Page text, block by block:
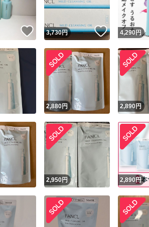
いいね！
3,730円 いいね！
4,290 円
2,880円 2,890円
2,950円 2,890円